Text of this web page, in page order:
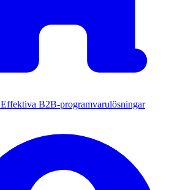
Effektiva B2B-programvarulösningar